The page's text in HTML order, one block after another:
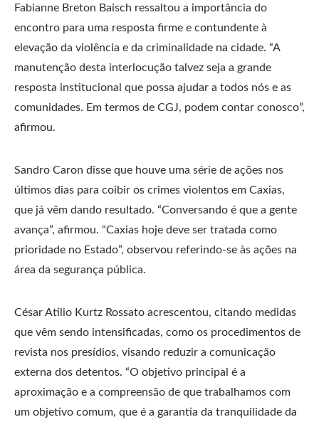
Fabianne Breton Baisch ressaltou a importância do
encontro para uma resposta firme e contundente à
elevação da violência e da criminalidade na cidade. “A
manutenção desta interlocução talvez seja a grande
resposta institucional que possa ajudar a todos nós e as
comunidades. Em termos de CGJ, podem contar conosco”,
afirmou.
Sandro Caron disse que houve uma série de ações nos
últimos dias para coibir os crimes violentos em Caxias,
que já vêm dando resultado. “Conversando é que a gente
avança”, afirmou. “Caxias hoje deve ser tratada como
prioridade no Estado”, observou referindo-se às ações na
área da segurança pública.
César Atilio Kurtz Rossato acrescentou, citando medidas
que vêm sendo intensificadas, como os procedimentos de
revista nos presídios, visando reduzir a comunicação
externa dos detentos. “O objetivo principal é a
aproximação e a compreensão de que trabalhamos com
um objetivo comum, que é a garantia da tranquilidade da